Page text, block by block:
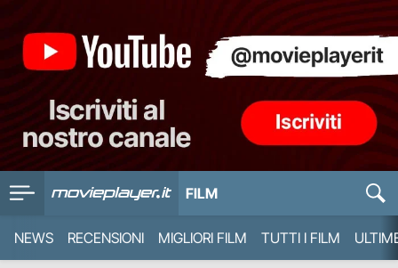
FILM
NEWS RECENSIONI MIGLIORI FILM TUTTI I FILM